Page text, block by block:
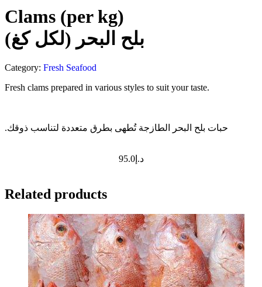
Clams (per kg)
بلح البحر (لكل كغ)
Category: Fresh Seafood
Fresh clams prepared in various styles to suit your taste.
.حبات بلح البحر الطازجة تُطهى بطرق متعددة لتناسب ذوقك
د.إ95.0
Related products